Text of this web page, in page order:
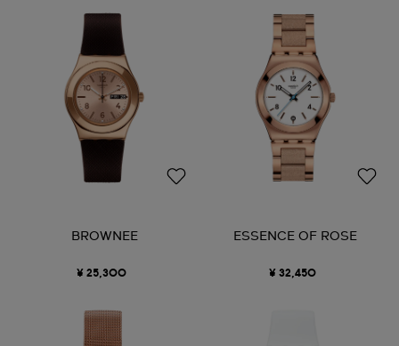
BROWNEE
¥ 25,300
ESSENCE OF ROSE
¥ 32,450